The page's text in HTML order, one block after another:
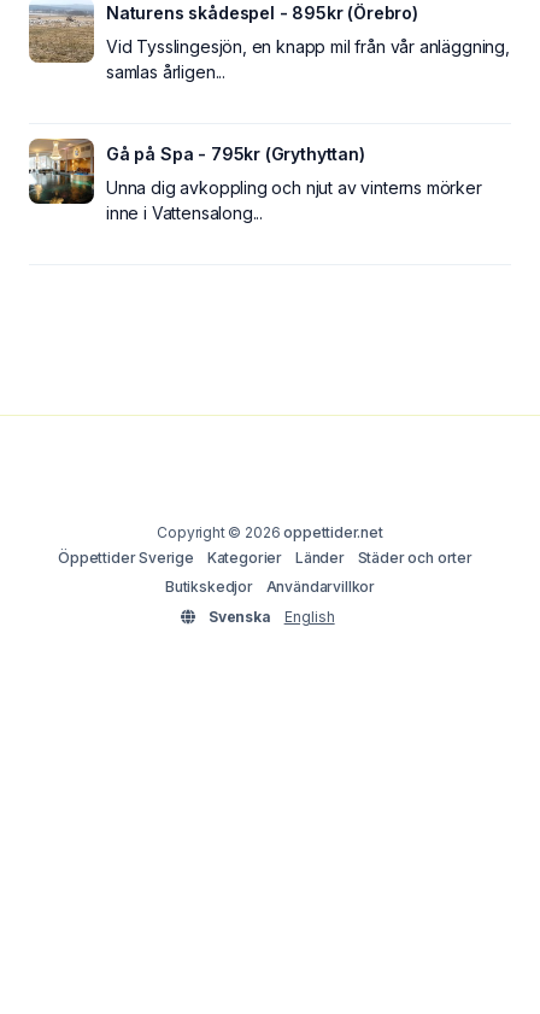
Naturens skådespel - 895kr (Örebro)
Vid Tysslingesjön, en knapp mil från vår anläggning,
samlas årligen...
Gå på Spa - 795kr (Grythyttan)
Unna dig avkoppling och njut av vinterns mörker
inne i Vattensalong...
Copyright © 2026oppettider.net
Öppettider Sverige
Kategorier Länder
Städer och orter
Butikskedjor
Användarvillkor
Svenska
English